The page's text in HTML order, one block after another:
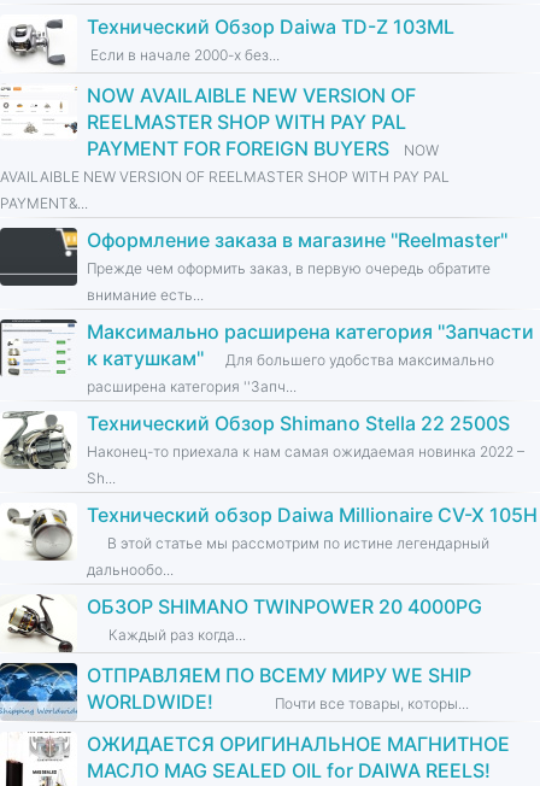
Технический Обзор Daiwa TD-Z 103ML
Если в начале 2000-х без...
NOW AVAILAIBLE NEW VERSION OF
REELMASTER SHOP WITH PAY PAL
PAYMENT FOR FOREIGN BUYERS
NOW
AVAILAIBLE NEW VERSION OF REELMASTER SHOP WITH PAY PAL
PAYMENT&...
Оформление заказа в магазине ''Reelmaster''
Прежде чем оформить заказ, в первую очередь обратите
внимание есть...
Максимально расширена категория ''Запчасти
к катушкам''
Для большего удобства максимально
расширена категория ''Запч...
Технический Обзор Shimano Stella 22 2500S
Наконец-то приехала к нам самая ожидаемая новинка 2022 –
Sh...
Технический обзор Daiwa Millionaire CV-X 105H
В этой статье мы рассмотрим по истине легендарный
дальнообо...
ОБЗОР SHIMANO TWINPOWER 20 4000PG
Каждый раз когда...
ОТПРАВЛЯЕМ ПО ВСЕМУ МИРУ WE SHIP
WORLDWIDE!
Почти все товары, которы...
ОЖИДАЕТСЯ ОРИГИНАЛЬНОЕ МАГНИТНОЕ
МАСЛО MAG SEALED OIL for DAIWA REELS!